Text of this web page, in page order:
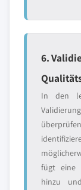
6.
In den
fügt eine
hinzu